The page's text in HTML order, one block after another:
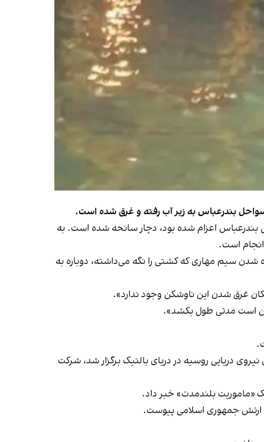
بندرعباس اعزام شده بود، دچار سانحه شده است. به
انجام است.
پاره شدن سیم مهاری که کشتی را نگه می‌داشته، دوباره به
است مدتی طول بکشد».
دریایی ۲۵ ژوئیه که به مناسبت بزرگداشت تاسیس نیروی دریایی روسیه در دریای بالتیک برگزار شد، شرکت
ارتش جمهوری اسلامی پیوست.